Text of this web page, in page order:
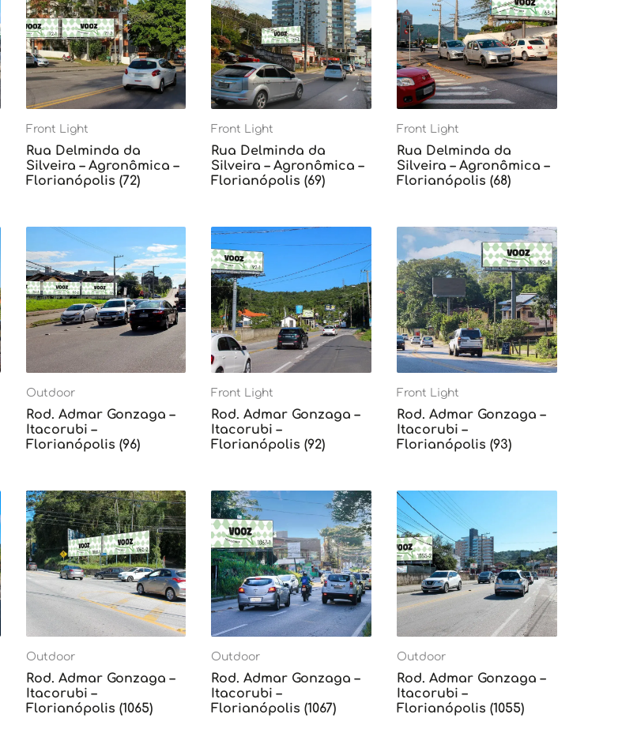
Front Light
Rua Delminda da
Silveira – Agronômica –
Florianópolis (72)
Front Light
Rua Delminda da
Silveira – Agronômica –
Florianópolis (69)
Front Light
Rua Delminda da
Silveira – Agronômica –
Florianópolis (68)
Outdoor
Rod. Admar Gonzaga –
Itacorubi –
Florianópolis (96)
Front Light
Rod. Admar Gonzaga –
Itacorubi –
Florianópolis (92)
Front Light
Rod. Admar Gonzaga –
Itacorubi –
Florianópolis (93)
Outdoor
Rod. Admar Gonzaga –
Itacorubi –
Florianópolis (1065)
Outdoor
Rod. Admar Gonzaga –
Itacorubi –
Florianópolis (1067)
Outdoor
Rod. Admar Gonzaga –
Itacorubi –
Florianópolis (1055)